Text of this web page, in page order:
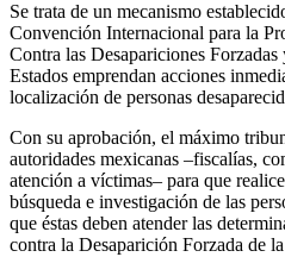
Se trata de un mecanismo
Convención Internacional para la
Contra las Desapariciones Forzadas
Estados emprendan acciones
localización de personas
Con su aprobación, el máximo
autoridades mexicanas –fiscalías,
atención a víctimas– para que
búsqueda e investigación de las
que éstas deben atender las
contra la Desaparición Forzada de